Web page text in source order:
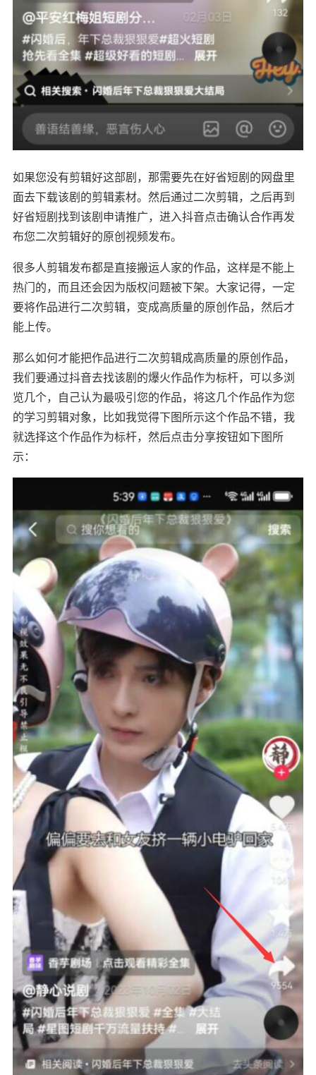
如果您没有剪辑好这部剧，那需要先在好省短剧的网盘里
面去下载该剧的剪辑素材。然后通过二次剪辑，之后再到
好省短剧找到该剧申请推广，进入抖音点击确认合作再发
布您二次剪辑好的原创视频发布。
很多人剪辑发布都是直接搬运人家的作品，这样是不能上
热门的，而且还会因为版权问题被下架。大家记得，一定
要将作品进行二次剪辑，变成高质量的原创作品，然后才
能上传。
那么如何才能把作品进行二次剪辑成高质量的原创作品，
我们要通过抖音去找该剧的爆火作品作为标杆，可以多浏
览几个，自己认为最吸引您的作品，将这几个作品作为您
的学习剪辑对象，比如我觉得下图所示这个作品不错，我
就选择这个作品作为标杆，然后点击分享按钮如下图所
示：